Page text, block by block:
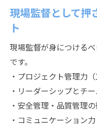
現場監督として押
ト
現場監督が身につける
です。
・プロジェクト管理力
・リーダーシップとチ
・安全管理・品質管理
・コミュニケーション